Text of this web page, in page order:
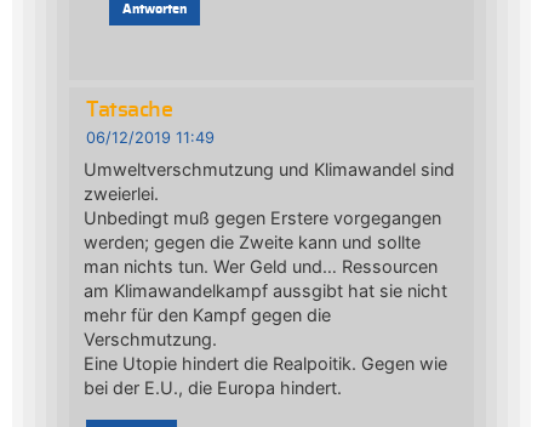
Antworten
Tatsache
06/12/2019 11:49
Umweltverschmutzung und Klimawandel sind
zweierlei.
Unbedingt muß gegen Erstere vorgegangen
werden; gegen die Zweite kann und sollte
man nichts tun. Wer Geld und… Ressourcen
am Klimawandelkampf aussgibt hat sie nicht
mehr für den Kampf gegen die
Verschmutzung.
Eine Utopie hindert die Realpoitik. Gegen wie
bei der E.U., die Europa hindert.